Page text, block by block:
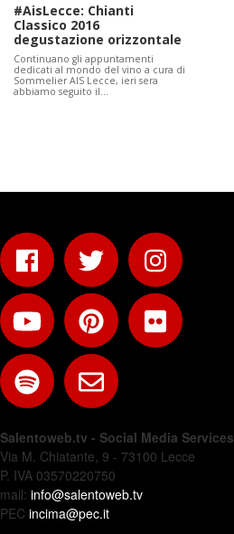
#AisLecce: Chianti
Classico 2016
degustazione orizzontale
Continuano gli appuntamenti
dedicati al mondo del vino a cura di
Sommelier AIS Lecce, ieri sera
abbiamo seguito il…
Salentoweb.tv - Social Media Services
Via M. Chiatante, 9 - 73100 Lecce
P. IVA 03570220750
mail: info@salentoweb.tv
PEC incima@pec.it